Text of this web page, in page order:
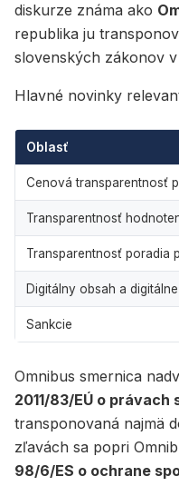
diskurze známa ako
republika ju
slovenských zákonov
Hlavné novinky
Oblasť
Cenová transparentnosť
Transparentnosť
Transparentnosť poradia
Digitálny obsah a
Sankcie
Omnibus smernica
2011/83/EÚ o
transponovaná najmä
zľavách sa popri
98/6/ES o ochrane